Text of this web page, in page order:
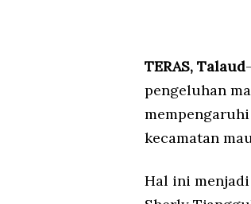
TERAS, Talaud
pengeluhan
kecamatan
Hal ini